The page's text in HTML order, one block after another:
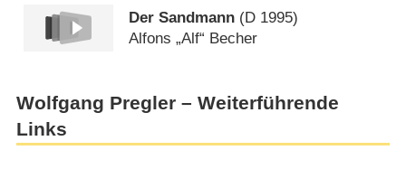
Der Sandmann (D 1995)
Alfons „Alf“ Becher
Wolfgang Pregler – Weiterführende
Links